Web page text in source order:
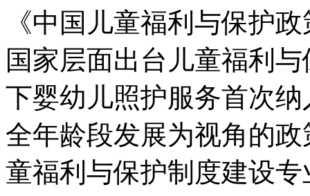
《中国儿童福利与保护
国家层面出台儿童福利
下婴幼儿照护服务首次
全年龄段发展为视角的
童福利与保护制度建设